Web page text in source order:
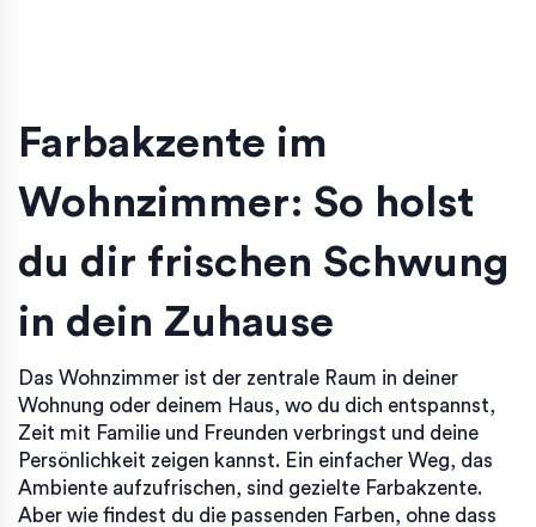
Farbakzente im
Wohnzimmer: So holst
du dir frischen Schwung
in dein Zuhause
Das Wohnzimmer ist der zentrale Raum in deiner
Wohnung oder deinem Haus, wo du dich entspannst,
Zeit mit Familie und Freunden verbringst und deine
Persönlichkeit zeigen kannst. Ein einfacher Weg, das
Ambiente aufzufrischen, sind gezielte Farbakzente.
Aber wie findest du die passenden Farben, ohne dass